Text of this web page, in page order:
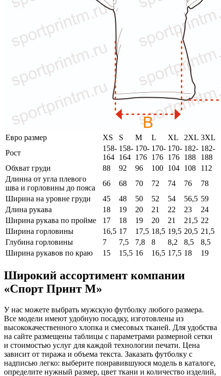
Евро размер XS S M L XL 2XL 3XL
Рост
158-
164
158-
164
170-
176
170-
176
170-
176
182-
188
182-
188
Обхват груди
88 92 96 100 104 108
112
Длинна от угла плевого
шва и горловины до пояса
66 68 70 72 74 76
78
Ширина на уровне груди
45 48 50 52 54 56,5 59
Длина рукава
18 19 20 21 22 23
24
Ширина рукава по пройме
17 18 19 20 21 21,5 22
Ширина горловины
16,5 17 17,5 18,5 19,5 20,5 21,5
Глубина горловины
7 7,5 7,8 8 8,2 8,5
8,5
Ширина рукавов по краю
15 15,5 16 16,5 17,5 18 19
Широкий ассортимент компании
«Спорт Принт М»
У нас можете выбрать мужскую футболку любого размера.
Все модели имеют удобную посадку, изготовлены из
высококачественного хлопка и смесовых тканей. Для удобства
на сайте размещены таблицы с параметрами размерной сетки
и стоимостью услуг для каждой технологии печати. Цена
зависит от тиража и объема текста. Заказать футболку с
надписью легко: выберите понравившуюся модель в каталоге,
определите нужный размер, цвет ткани и количество изделий,